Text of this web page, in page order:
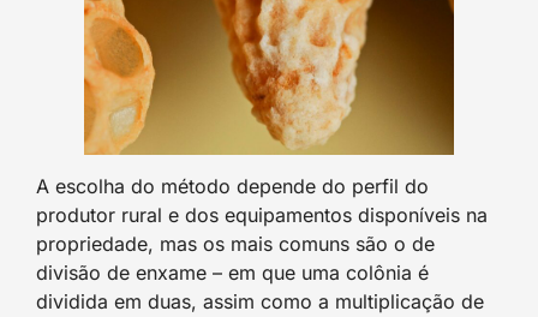
A escolha do método depende do perfil do
produtor rural e dos equipamentos disponíveis na
propriedade, mas os mais comuns são o de
divisão de enxame – em que uma colônia é
dividida em duas, assim como a multiplicação de